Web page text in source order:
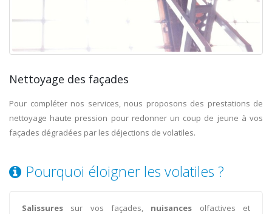
Nettoyage des façades
Pour compléter nos services, nous proposons des prestations de
nettoyage haute pression pour redonner un coup de jeune à vos
façades dégradées par les déjections de volatiles.
Pourquoi éloigner les volatiles ?
Salissures sur vos façades, nuisances olfactives et